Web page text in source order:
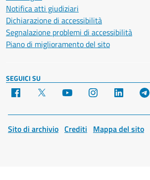
Notifica atti giudiziari
Dichiarazione di accessibilità
Segnalazione problemi di accessibilità
Piano di miglioramento del sito
SEGUICI SU
Facebook YouTube Instagram LinkedIn
Sito di archivio Crediti Mappa del sito